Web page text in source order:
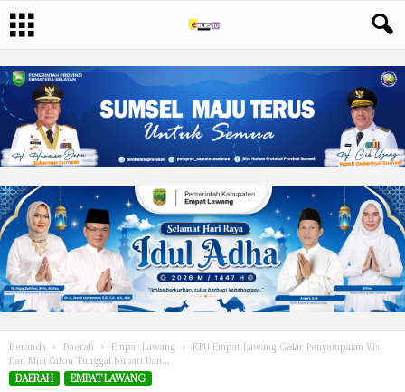
Beranda Daerah Empat Lawang
KPU Empat Lawang Gelar Penyampaian Visi
Dan Misi Calon Tunggal Bupati Dan...
DAERAH EMPAT LAWANG